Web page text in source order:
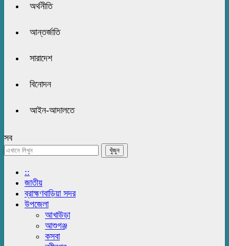
অর্থনীতি
আন্তর্জাতি
সারাদেশ
বিনোদন
আইন-আদালতে
সব
::
জাতীয়
ব্রাহ্মণবাড়িয়া সদর
উপজেলা
আখাউড়া
আশুগঞ্জ
কসবা